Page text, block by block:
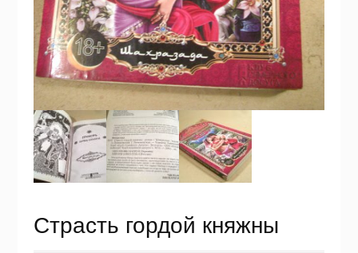
Страсть гордой княжны